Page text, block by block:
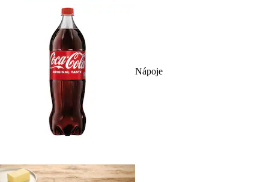
Nápoje